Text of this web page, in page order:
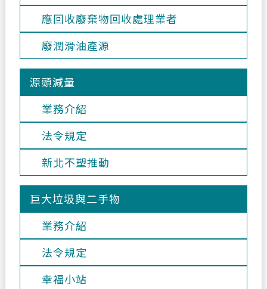
應回收廢棄物回收處理業者
廢潤滑油產源
源頭減量
業務介紹
法令規定
新北不塑推動
巨大垃圾與二手物
業務介紹
法令規定
幸福小站